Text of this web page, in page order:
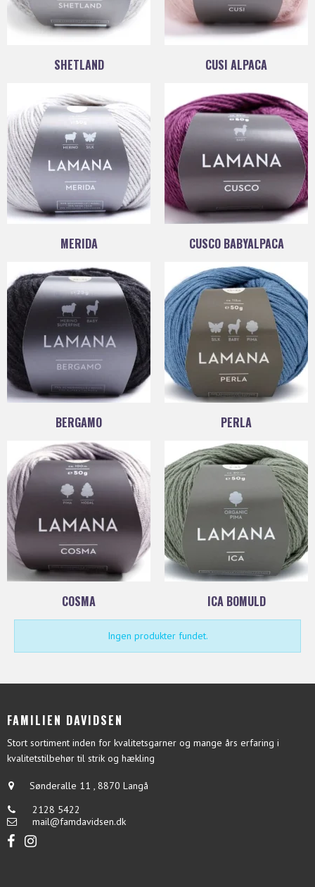
SHETLAND CUSI ALPACA
MERIDA CUSCO BABYALPACA
BERGAMO PERLA
COSMA ICA BOMULD
Ingen produkter fundet.
FAMILIEN DAVIDSEN
Stort sortiment inden for kvalitetsgarner og mange års erfaring i
kvalitetstilbehør til strik og hækling
Sønderalle 11 , 8870 Langå
2128 5422
mail@famdavidsen.dk